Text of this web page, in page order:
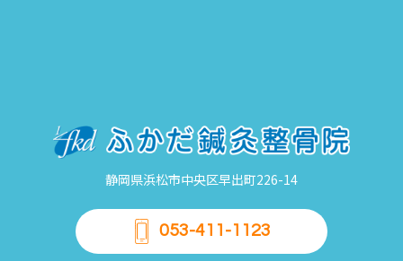
静岡県浜松市中央区早出町226-14
053-411-1123